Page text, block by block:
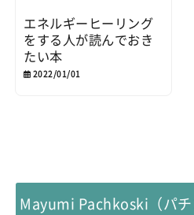
エネルギーヒーリング
をする人が読んでおき
たい本
2022/01/01
Mayumi Pachkoski（パチ